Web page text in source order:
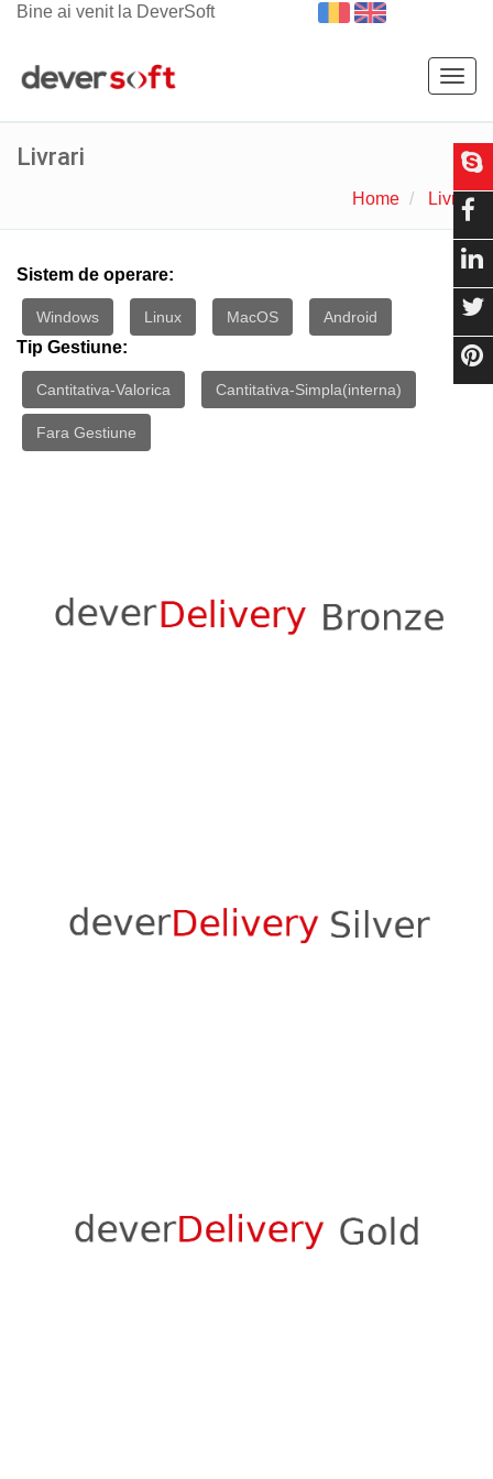
Bine ai venit la DeverSoft
Livrari
Home Livrari
Sistem de operare:
Windows Linux MacOS Android
Tip Gestiune:
Cantitativa-Valorica Cantitativa-Simpla(interna)
Fara Gestiune